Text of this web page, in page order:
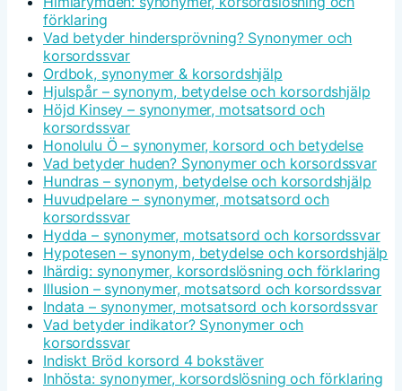
förklaring
Vad betyder hindersprövning? Synonymer och
korsordssvar
Ordbok, synonymer & korsordshjälp
Hjulspår – synonym, betydelse och korsordshjälp
Höjd Kinsey – synonymer, motsatsord och
korsordssvar
Honolulu Ö – synonymer, korsord och betydelse
Vad betyder huden? Synonymer och korsordssvar
Hundras – synonym, betydelse och korsordshjälp
Huvudpelare – synonymer, motsatsord och
korsordssvar
Hydda – synonymer, motsatsord och korsordssvar
Hypotesen – synonym, betydelse och korsordshjälp
Ihärdig: synonymer, korsordslösning och förklaring
Illusion – synonymer, motsatsord och korsordssvar
Indata – synonymer, motsatsord och korsordssvar
Vad betyder indikator? Synonymer och
korsordssvar
Indiskt Bröd korsord 4 bokstäver
Inhösta: synonymer, korsordslösning och förklaring